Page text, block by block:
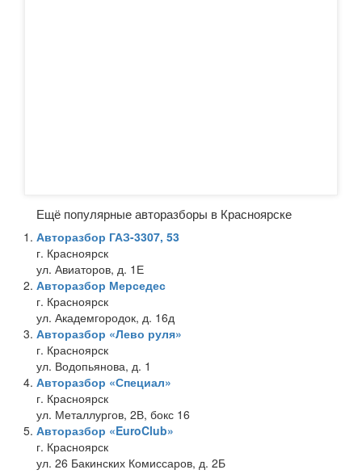
Ещё популярные авторазборы в Красноярске
Авторазбор ГАЗ-3307, 53
г. Красноярск
ул. Авиаторов, д. 1Е
Авторазбор Мерседес
г. Красноярск
ул. Академгородок, д. 16д
Авторазбор «Лево руля»
г. Красноярск
ул. Водопьянова, д. 1
Авторазбор «Специал»
г. Красноярск
ул. Металлургов, 2В, бокс 16
Авторазбор «EuroClub»
г. Красноярск
ул. 26 Бакинских Комиссаров, д. 2Б